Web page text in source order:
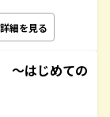
詳細を見る
はじめての